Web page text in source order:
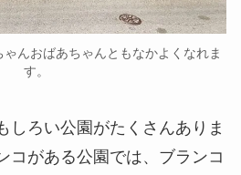
んおばあちゃんともなかよくなれま
す。
しろい公園がたくさんありま
コがある公園では、ブランコ